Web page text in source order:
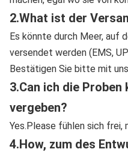
2.What ist der
Es könnte durch Meer, auf
versendet werden (EMS,
Bestätigen Sie bitte mit
3.Can ich die
vergeben?
Yes.Please fühlen sich frei,
4.How, zum des